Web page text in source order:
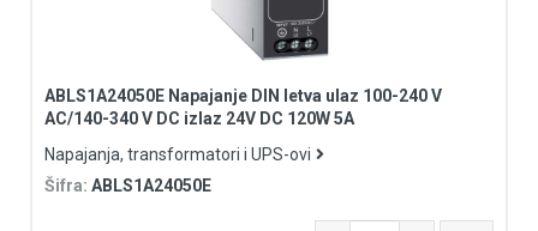
ABLS1A24050E Napajanje DIN letva ulaz 100-240 V
AC/140-340 V DC izlaz 24V DC 120W 5A
Napajanja, transformatori i UPS-ovi
Šifra: ABLS1A24050E